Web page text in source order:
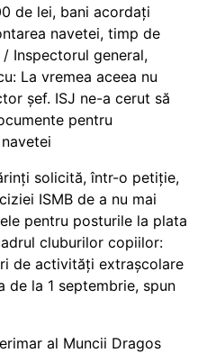
de lei, bani acordați
navetei, timp de
Inspectorul general,
La vremea aceea nu
șef. ISJ ne-a cerut să
pentru
solicită, într-o petiție,
ISMB de a nu mai
pentru posturile la plata
cluburilor copiilor:
de activități extrașcolare
de la 1 septembrie, spun
al Muncii Dragos